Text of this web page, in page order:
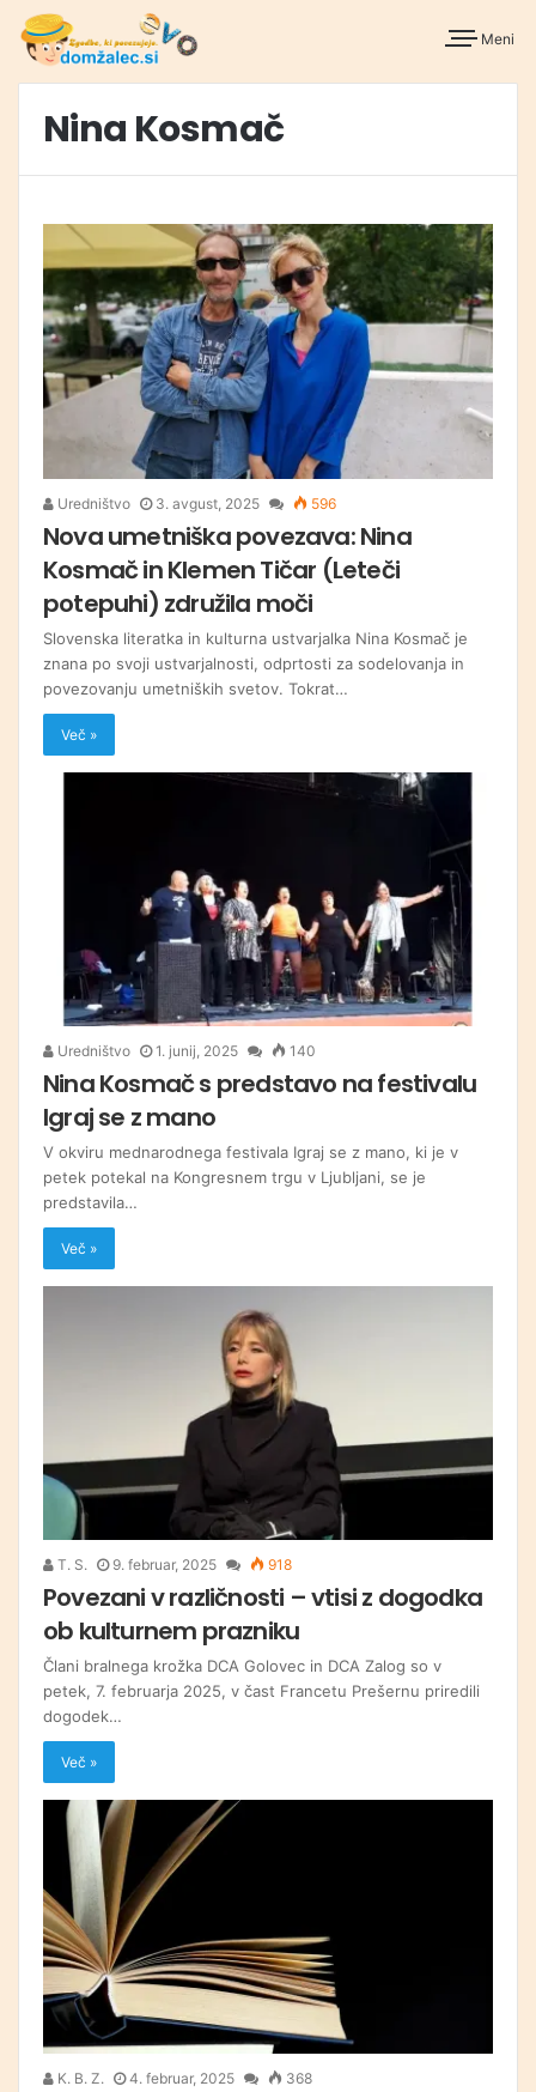
Meni
Nina Kosmač
Uredništvo 3. avgust, 2025 596
Nova umetniška povezava: Nina
Kosmač in Klemen Tičar (Leteči
potepuhi) združila moči
Slovenska literatka in kulturna ustvarjalka Nina Kosmač je
znana po svoji ustvarjalnosti, odprtosti za sodelovanja in
povezovanju umetniških svetov. Tokrat…
Več »
Uredništvo 1. junij, 2025 140
Nina Kosmač s predstavo na festivalu
Igraj se z mano
V okviru mednarodnega festivala Igraj se z mano, ki je v
petek potekal na Kongresnem trgu v Ljubljani, se je
predstavila…
Več »
T. S. 9. februar, 2025 918
Povezani v različnosti – vtisi z dogodka
ob kulturnem prazniku
Člani bralnega krožka DCA Golovec in DCA Zalog so v
petek, 7. februarja 2025, v čast Francetu Prešernu priredili
dogodek…
Več »
K. B. Z. 4. februar, 2025 368